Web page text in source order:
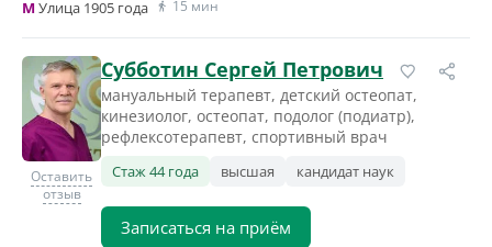
MУлица 1905 года 15 мин
Оставить
отзыв
Субботин Сергей Петрович
мануальный терапевт, детский остеопат,
кинезиолог, остеопат, подолог (подиатр),
рефлексотерапевт, спортивный врач
Стаж 44 года высшая кандидат наук
Записаться на приём